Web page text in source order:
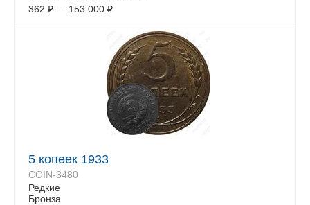
362 ₽ — 153 000 ₽
5 копеек 1933
COIN-3480
Редкие
Бронза